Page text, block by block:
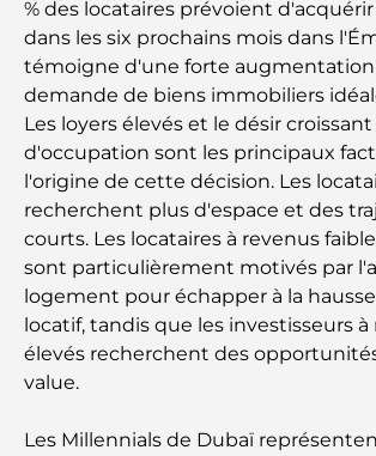
Que faire à Dubaï en été : le guide
profiter de la chaleur
Cadeaux de luxe pour hommes :
présents attentionnés et
Écoles à proximité de Palm
complet pour les familles
Les meilleurs hôtels de Business
votre guide ultime
% des locataires prévoient
dans les six prochains mois dans
témoigne d'une forte augmentation
demande de biens immobiliers
Les loyers élevés et le désir
d'occupation sont les principaux
l'origine de cette décision. Les
recherchent plus d'espace et des
courts. Les locataires à revenus
sont particulièrement motivés par
logement pour échapper à la
locatif, tandis que les investisseurs à
élevés recherchent des
value.
Les Millennials de Dubaï